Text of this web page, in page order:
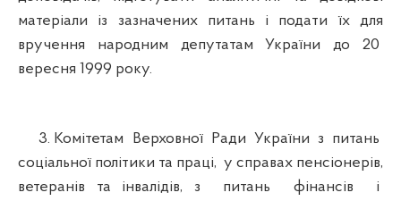
матеріали із зазначених питань і подати їх для
вручення народним депутатам України до 20
вересня 1999 року.
3. Комітетам Верховної Ради України з питань
соціальної політики та праці, у справах пенсіонерів,
ветеранів та інвалідів, з питань фінансів і